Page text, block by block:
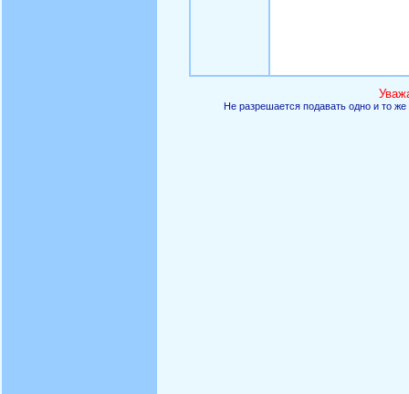
Не разрешается подавать одно и то